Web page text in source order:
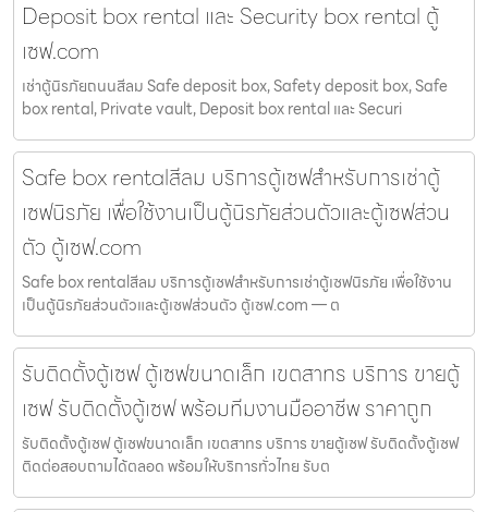
Deposit box rental และ Security box rental ตู้
เซฟ.com
เช่าตู้นิรภัยถนนสีลม Safe deposit box, Safety deposit box, Safe
box rental, Private vault, Deposit box rental และ Securi
Safe box rentalสีลม บริการตู้เซฟสำหรับการเช่าตู้
เซฟนิรภัย เพื่อใช้งานเป็นตู้นิรภัยส่วนตัวและตู้เซฟส่วน
ตัว ตู้เซฟ.com
Safe box rentalสีลม บริการตู้เซฟสำหรับการเช่าตู้เซฟนิรภัย เพื่อใช้งาน
เป็นตู้นิรภัยส่วนตัวและตู้เซฟส่วนตัว ตู้เซฟ.com — ต
รับติดตั้งตู้เซฟ ตู้เซฟขนาดเล็ก เขตสาทร บริการ ขายตู้
เซฟ รับติดตั้งตู้เซฟ พร้อมทีมงานมืออาชีพ ราคาถูก
รับติดตั้งตู้เซฟ ตู้เซฟขนาดเล็ก เขตสาทร บริการ ขายตู้เซฟ รับติดตั้งตู้เซฟ
ติดต่อสอบถามได้ตลอด พร้อมให้บริการทั่วไทย รับต